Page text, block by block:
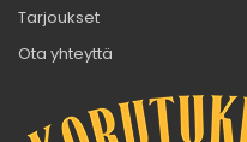
Tarjoukset
Ota yhteyttä